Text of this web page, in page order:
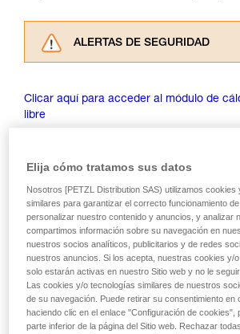
ALERTAS DE SEGURIDAD
consultarlo. Usted debe
y un entrenamiento específico.
través de un profesional su
ejecutar estas técnicas, solo y
seguridad, antes de ejecutarlas
autónoma.
Damos ejemplos de técnicas
su actividad. Pueden existir
describimos aquí.
Clicar aquí para acceder al módulo de
libre
Elija cómo tratamos sus datos
Nosotros [PETZL Distribution SAS) utilizamos cookies
similares para garantizar el correcto funcionamiento
personalizar nuestro contenido y anuncios, y analizar
compartimos información sobre su navegación en
nuestros socios analíticos, publicitarios y de redes
nuestros anuncios. Si los acepta, nuestras cookies y/
solo estarán activas en nuestro Sitio web y no le
Las cookies y/o tecnologías similares de nuestros
de su navegación. Puede retirar su consentimiento en
haciendo clic en el enlace "Configuración de cookies",
parte inferior de la página del Sitio web. Rechazar